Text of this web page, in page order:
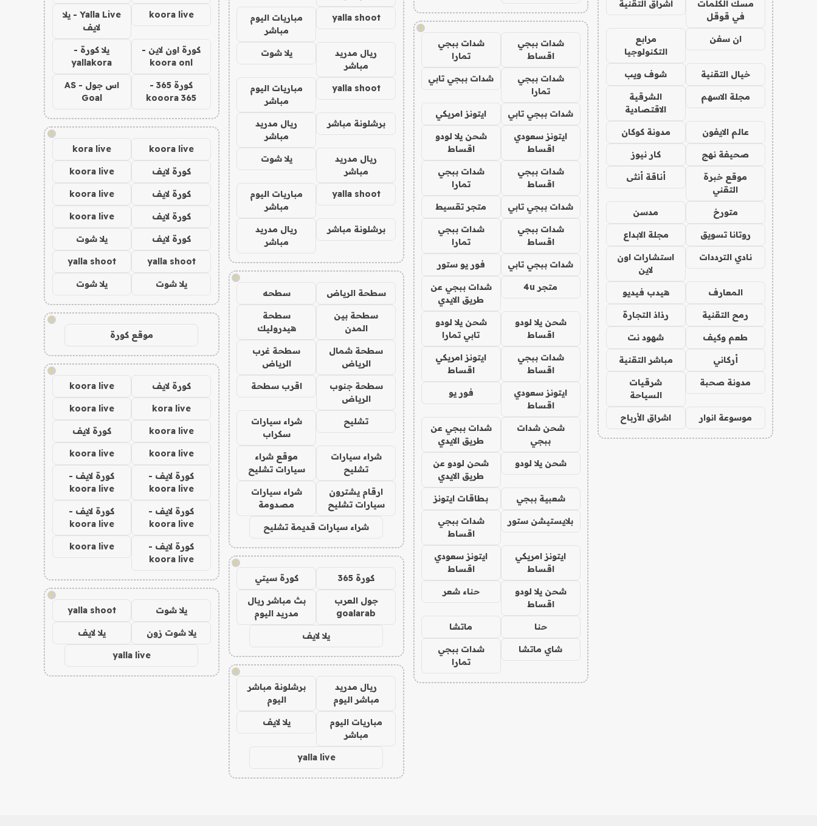
مسك الكلمات
في قوقل
اشراق التقنية
ان سفن
مرابع
التكنولوجيا
خيال التقنية شوف ويب
مجلة الاسهم
الشرقية
الاقتصادية
عالم الايفون مدونة كوكان
صحيفة نهج كار نيوز
موقع خبرة
التقني
أناقة أنثى
متورخ مدسن
روتانا تسويق مجلة الابداع
نادي الترددات
استشارات اون
لاين
المعارف هيدب فيديو
رمح التقنية رذاذ التجارة
طعم وكيف شهود نت
أركاني مباشر التقنية
مدونة صحبة
شرقيات
السياحة
موسوعة انوار اشراق الأرباح
!
شدات ببجي
اقساط
شدات ببجي
تمارا
شدات ببجي
تمارا
شدات ببجي تابي
شدات ببجي تابي ايتونز امريكي
ايتونز سعودي
اقساط
شحن يلا لودو
اقساط
شدات ببجي
اقساط
شدات ببجي
تمارا
شدات ببجي تابي متجر تقسيط
شدات ببجي
اقساط
شدات ببجي
تمارا
شدات ببجي تابي فور يو ستور
متجر 4u
شدات ببجي عن
طريق الايدي
شحن يلا لودو
اقساط
شحن يلا لودو
تابي تمارا
شدات ببجي
اقساط
ايتونز امريكي
اقساط
ايتونز سعودي
اقساط
فور يو
شحن شدات
ببجي
شدات ببجي عن
طريق الايدي
شحن يلا لودو
شحن لودو عن
طريق الايدي
شعبية ببجي بطاقات ايتونز
بلايستيشن ستور
شدات ببجي
اقساط
ايتونز امريكي
اقساط
ايتونز سعودي
اقساط
شحن يلا لودو
اقساط
حناء شعر
حنا ماتشا
شاي ماتشا
شدات ببجي
تمارا
yalla shoot
مباريات اليوم
مباشر
ريال مدريد
مباشر
يلا شوت
yalla shoot
مباريات اليوم
مباشر
برشلونة مباشر
ريال مدريد
مباشر
ريال مدريد
مباشر
يلا شوت
yalla shoot
مباريات اليوم
مباشر
برشلونة مباشر
ريال مدريد
مباشر
!
سطحة الرياض سطحه
سطحة بين
المدن
سطحة
هيدروليك
سطحة شمال
الرياض
سطحة غرب
الرياض
سطحة جنوب
الرياض
اقرب سطحة
تشليح
شراء سيارات
سكراب
شراء سيارات
تشليح
موقع شراء
سيارات تشليح
ارقام يشترون
سيارات تشليح
شراء سيارات
مصدومة
شراء سيارات قديمة تشليح
!
كورة 365 كورة سيتي
جول العرب
goalarab
بث مباشر ريال
مدريد اليوم
يلا لايف
!
ريال مدريد
مباشر اليوم
برشلونة مباشر
اليوم
مباريات اليوم
مباشر
يلا لايف
yalla live
koora live
Yalla Live - يلا
لايف
كورة اون لاين -
koora onl
يلا كورة -
yallakora
كورة 365 -
kooora 365
اس جول - AS
Goal
!
koora live
kora live
كورة لايف koora live
كورة لايف koora live
كورة لايف koora live
كورة لايف يلا شوت
yalla shoot
yalla shoot
يلا شوت يلا شوت
!
موقع كورة
!
كورة لايف koora live
kora live
koora live
koora live كورة لايف
koora live
koora live
كورة لايف -
koora live
كورة لايف -
koora live
كورة لايف -
koora live
كورة لايف -
koora live
كورة لايف -
koora live
koora live
!
يلا شوت yalla shoot
يلا شوت زون يلا لايف
yalla live